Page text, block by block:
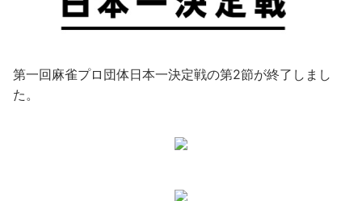
第一回麻雀プロ団体日本一決定戦の第2節が終了しまし
た。